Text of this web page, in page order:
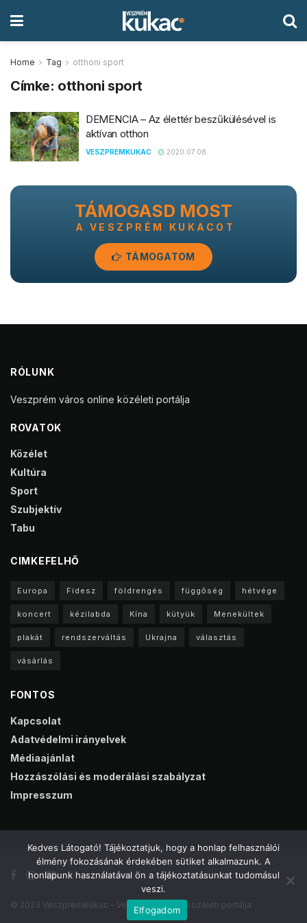
Home Tag otthoni sport
Címke: otthoni sport
DEMENCIA – Az élettér beszűkülésével is
aktívan otthon
VESZPREMKUKAC 2020.07.08.
TÁMOGASD MOST
A VESZPRÉM KUKACOT
TÁMOGATOM
RÓLUNK
Veszprém város online közéleti portálja
ROVATOK
Közélet
Kultúra
Sport
Szubjektív
Tabu
CIMKEFELHŐ
Europa Fidesz földrengés függőség hétvége
koncert kézilabda Kína kütyük Menekültek
plakát rendszerváltás Ukrajna választás
vásárlás
FONTOS
Kapcsolat
Adatvédelmi irányelvek
Médiaajánlat
Hozzászólási és moderálási szabályzat
Impresszum
© 2023 VeszprémKukac - Veszprém online közéleti portálja
Kedves Látogató! Tájékoztatjuk, hogy a honlap felhasználói
élmény fokozásának érdekében sütiket alkalmazunk. A
honlapunk használatával ön a tájékoztatásunkat tudomásul
veszi.
Elfogadom